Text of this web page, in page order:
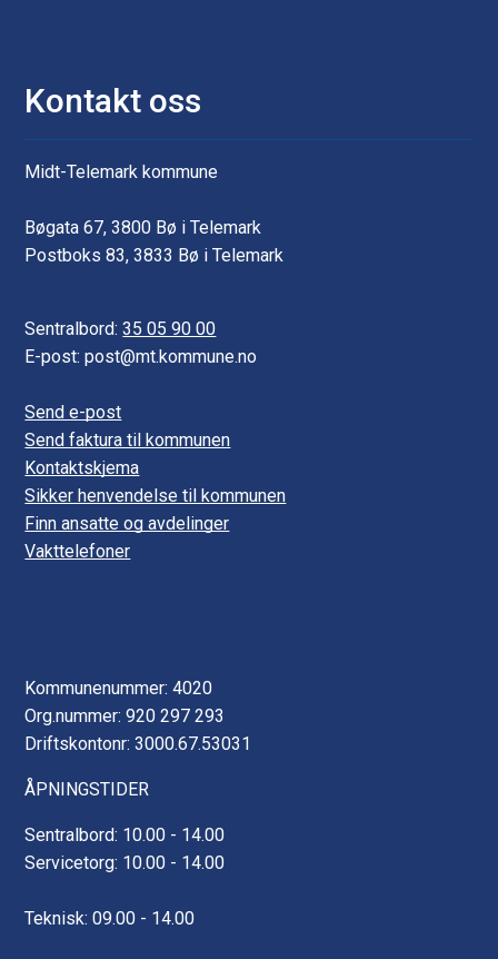
Kontakt oss
Midt-Telemark kommune
Bøgata 67, 3800 Bø i Telemark
Postboks 83, 3833 Bø i Telemark
Sentralbord:35 05 90 00
E-post: post@mt.kommune.no
Send e-post
Send faktura til kommunen
Kontaktskjema
Sikker henvendelse til kommunen
Finn ansatte og avdelinger
Vakttelefoner
Kommunenummer: 4020
Org.nummer: 920 297 293
Driftskontonr: 3000.67.53031
ÅPNINGSTIDER
Sentralbord: 10.00 - 14.00
Servicetorg: 10.00 - 14.00
Teknisk: 09.00 - 14.00